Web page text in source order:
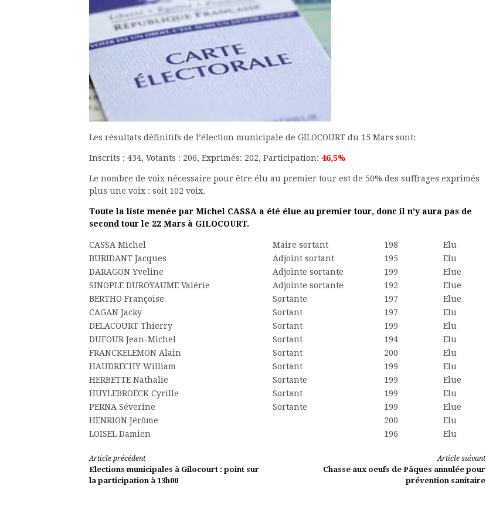
Les résultats définitifs de l’élection municipale de GILOCOURT du 15 Mars sont:
Inscrits : 434, Votants : 206, Exprimés: 202, Participation: 46,5%
Le nombre de voix nécessaire pour être élu au premier tour est de 50% des suffrages exprimés
plus une voix : soit 102 voix.
Toute la liste menée par Michel CASSA a été élue au premier tour, donc il n’y aura pas de
second tour le 22 Mars à GILOCOURT.
CASSA Michel Maire sortant 198
Elu
BURIDANT Jacques
Adjoint sortant 195
Elu
DARAGON Yveline
Adjointe sortante 199
Elue
SINOPLE DUROYAUME Valérie
Adjointe sortante 192
Elue
BERTHO Françoise
Sortante 197
Elue
CAGAN Jacky
Sortant 197
Elu
DELACOURT Thierry
Sortant 199
Elu
DUFOUR Jean-Michel
Sortant 194
Elu
FRANCKELEMON Alain
Sortant 200
Elu
HAUDRECHY William
Sortant 199
Elu
HERBETTE Nathalie
Sortante 199
Elue
HUYLEBROECK Cyrille
Sortant 199
Elu
PERNA Séverine
Sortante 199
Elue
HENRION Jérôme
200
Elu
LOISEL Damien
196 Elu
Lire
la
Article précédent
Elections municipales à Gilocourt : point sur
la participation à 13h00
Article suivant
Chasse aux oeufs de Pâques annulée pour
prévention sanitaire